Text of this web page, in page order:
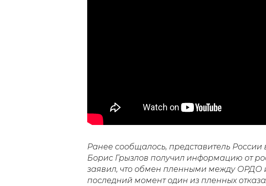
Ранее сообщалось, представитель России
Борис Грызлов получил информацию от
заявил, что обмен пленными между ОРДО
последний момент один из пленных